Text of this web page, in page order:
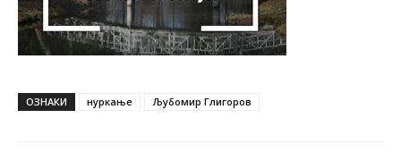
ОЗНАКИ нуркање Љубомир Глигоров